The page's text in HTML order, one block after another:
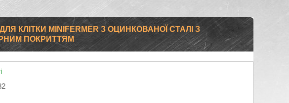
КЛІТКИ MINIFERMER З ОЦИНКОВАНОЇ СТАЛІ З
ПОКРИТТЯМ